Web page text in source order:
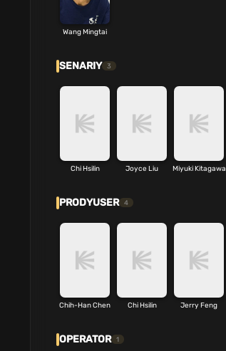
Wang Mingtai
SENARIY 3
Chi Hsilin Joyce Liu Miyuki Kitagawa
PRODYUSER 4
Chih-Han Chen Chi Hsilin Jerry Feng
OPERATOR 1